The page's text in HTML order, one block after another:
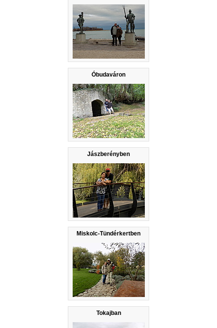
Óbudaváron
Jászberényben
Miskolc-Tündérkertben
Tokajban